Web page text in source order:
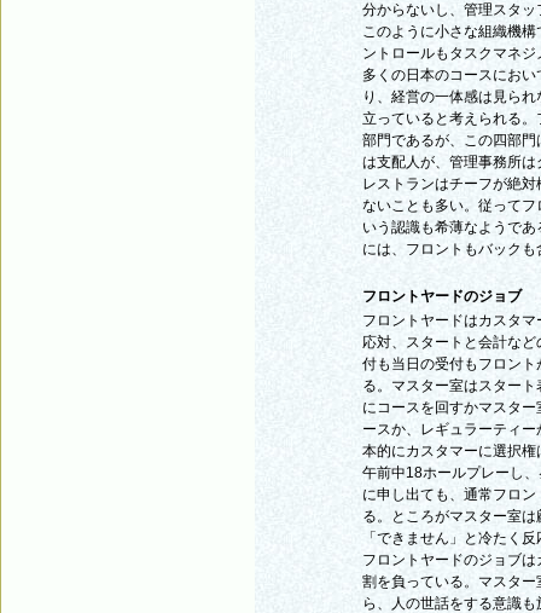
分からないし、管理スタ
このように小さな組織機
ントロールもタスクマネ
多くの日本のコースにお
り、経営の一体感は見ら
立っていると考えられる
部門であるが、この四部
は支配人が、管理事務所
レストランはチーフが絶
ないことも多い。従って
いう認識も希薄なようで
には、フロントもバック
フロントヤードのジョブ
フロントヤードはカスタ
応対、スタートと会計な
付も当日の受付もフロン
る。マスター室はスター
にコースを回すかマスタ
ースか、レギュラーティ
本的にカスタマーに選択
午前中18ホールプレーし
に申し出ても、通常フロ
る。ところがマスター室
「できません」と冷たく
フロントヤードのジョブ
割を負っている。マスタ
ら、人の世話をする意識